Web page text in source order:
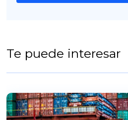
Te puede interesar